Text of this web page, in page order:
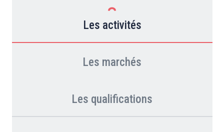
Les activités
Les marchés
Les qualifications